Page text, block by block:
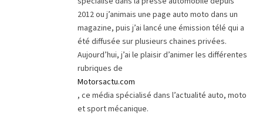
2012 ou j’animais une page auto moto dans un
magazine, puis j’ai lancé une émission télé qui a
été diffusée sur plusieurs chaines privées.
Aujourd’hui, j’ai le plaisir d’animer les différentes
rubriques de
Motorsactu.com
, ce média spécialisé dans l’actualité auto, moto
et sport mécanique.